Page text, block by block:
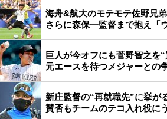
海舟&航大のモテモテ佐野兄
さらに森保一監督まで抱え「
巨人が今オフにも菅野智之
元エースを待つメジャーとの
新庄監督の“再就職先”に挙が
賛否もチームのテコ入れ役に